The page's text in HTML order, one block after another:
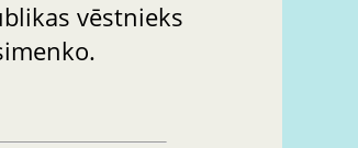
vēstnieks